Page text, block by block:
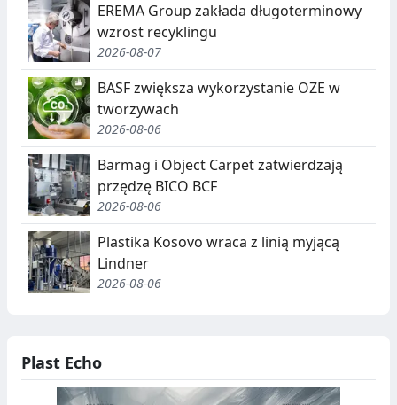
EREMA Group zakłada długoterminowy
wzrost recyklingu
2026-08-07
BASF zwiększa wykorzystanie OZE w
tworzywach
2026-08-06
Barmag i Object Carpet zatwierdzają
przędzę BICO BCF
2026-08-06
Plastika Kosovo wraca z linią myjącą
Lindner
2026-08-06
Plast Echo